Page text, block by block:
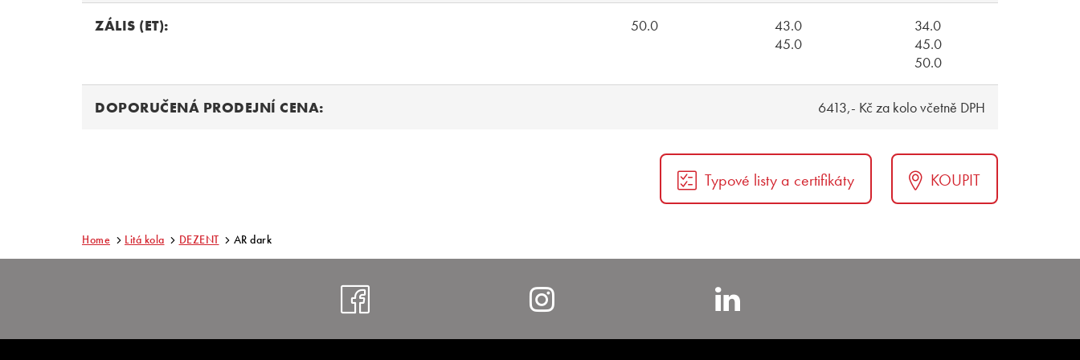
ZÁLIS (ET): 50.0
43.0
45.0
34.0
45.0
50.0
DOPORUČENÁ PRODEJNÍ CENA: 6413,- Kč za kolo včetně DPH
Typové listy a certifikáty KOUPIT
Home Litá kola DEZENT AR dark
https://www.facebook.com/alcarbohemia
https://www.instagram.com/alcar_czech
https://www.linkedin.com/